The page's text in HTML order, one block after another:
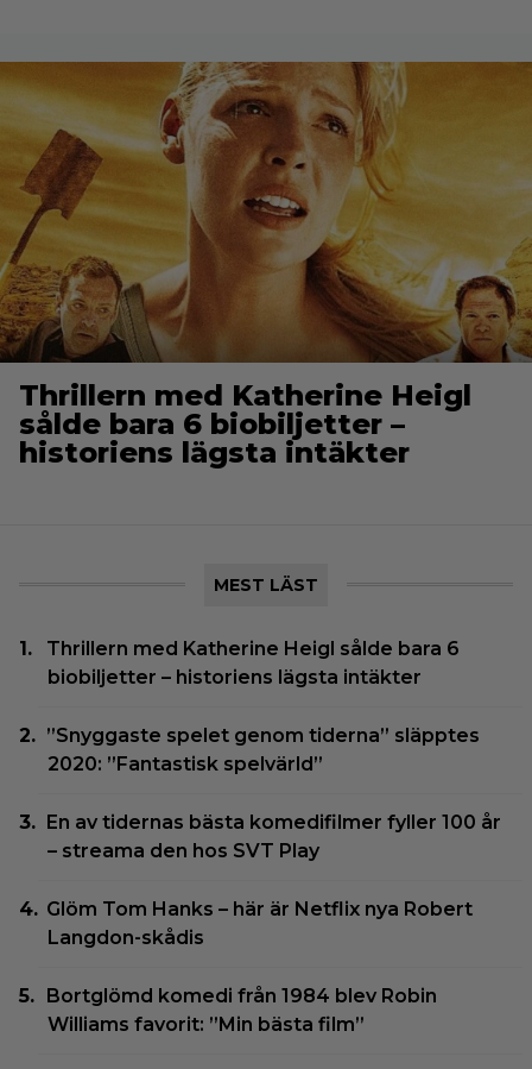
Thrillern med Katherine Heigl
sålde bara 6 biobiljetter –
historiens lägsta intäkter
MEST LÄST
Thrillern med Katherine Heigl sålde bara 6
biobiljetter – historiens lägsta intäkter
”Snyggaste spelet genom tiderna” släpptes
2020: ”Fantastisk spelvärld”
En av tidernas bästa komedifilmer fyller 100 år
– streama den hos SVT Play
Glöm Tom Hanks – här är Netflix nya Robert
Langdon-skådis
Bortglömd komedi från 1984 blev Robin
Williams favorit: ”Min bästa film”